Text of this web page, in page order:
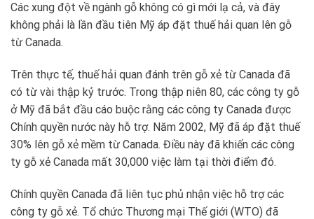
Các xung đột về ngành gỗ không có gì mới lạ cả, và đây
không phải là lần đầu tiên Mỹ áp đặt thuế hải quan lên gỗ
từ Canada.
Trên thực tế, thuế hải quan đánh trên gỗ xẻ từ Canada đã
có từ vài thập kỷ trước. Trong thập niên 80, các công ty gỗ
ở Mỹ đã bắt đầu cáo buộc rằng các công ty Canada được
Chính quyền nước này hỗ trợ. Năm 2002, Mỹ đã áp đặt thuế
30% lên gỗ xẻ mềm từ Canada. Điều này đã khiến các công
ty gỗ xẻ Canada mất 30,000 việc làm tại thời điểm đó.
Chính quyền Canada đã liên tục phủ nhận việc hỗ trợ các
công ty gỗ xẻ. Tổ chức Thương mại Thế giới (WTO) đã